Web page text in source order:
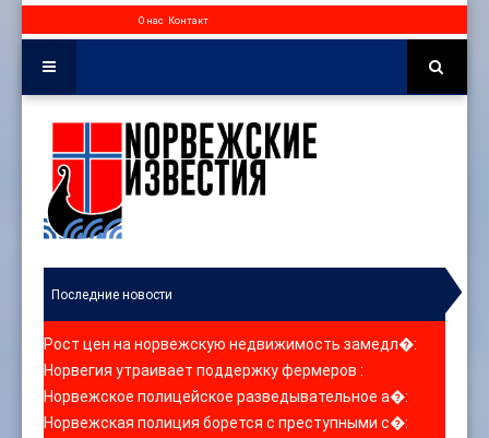
О нас Контакт
Последние новости
Рост цен на норвежскую недвижимость замедл�:
Норвегия утраивает поддержку фермеров :
Норвежское полицейское разведывательное а�:
Норвежская полиция борется с преступными с�: